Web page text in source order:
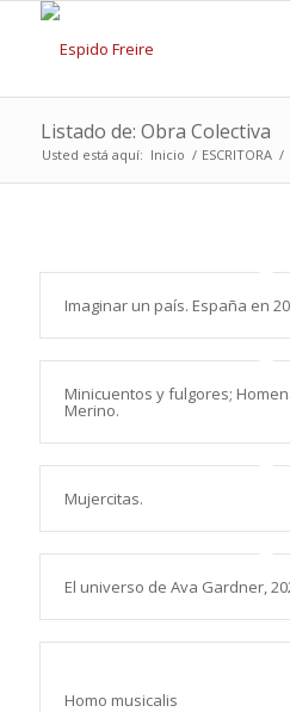
Listado de: Obra Colectiva
Usted está aquí: Inicio / ESCRITORA /
Imaginar un país. España en
Minicuentos y fulgores;
Merino.
Mujercitas.
El universo de Ava Gardner,
Homo musicalis